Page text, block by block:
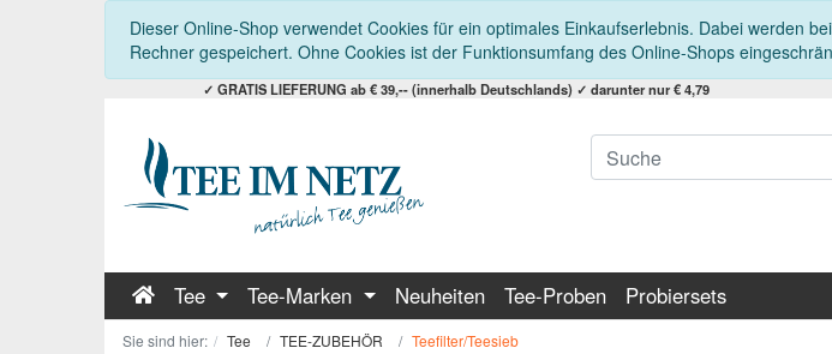
Dieser Online-Shop verwendet Cookies für ein optimales Einkaufserlebnis. Dabei werden
Rechner gespeichert. Ohne Cookies ist der Funktionsumfang des Online-Shops
✓ GRATIS LIEFERUNG ab € 39,-- (innerhalb Deutschlands) ✓ darunter nur € 4,79
Tee Tee-Marken Neuheiten Tee-Proben Probiersets
Sie sind hier: Tee TEE-ZUBEHÖR Teefilter/Teesieb